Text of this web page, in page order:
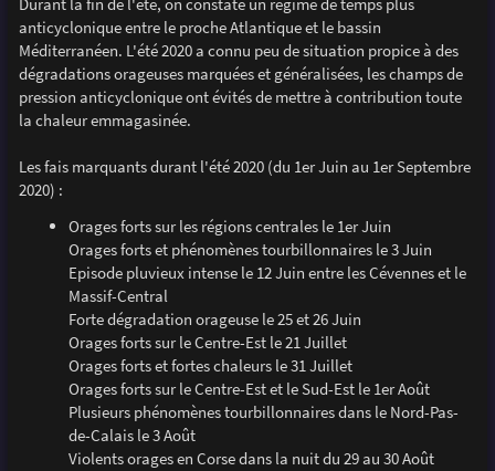
anticyclonique entre le proche Atlantique et le bassin
Méditerranéen. L'été 2020 a connu peu de situation propice à des
dégradations orageuses marquées et généralisées, les champs de
pression anticyclonique ont évités de mettre à contribution toute
la chaleur emmagasinée.
Les fais marquants durant l'été 2020 (du 1er Juin au 1er Septembre
2020) :
Orages forts sur les régions centrales le 1er Juin
Orages forts et phénomènes tourbillonnaires le 3 Juin
Episode pluvieux intense le 12 Juin entre les Cévennes et le
Massif-Central
Forte dégradation orageuse le 25 et 26 Juin
Orages forts sur le Centre-Est le 21 Juillet
Orages forts et fortes chaleurs le 31 Juillet
Orages forts sur le Centre-Est et le Sud-Est le 1er Août
Plusieurs phénomènes tourbillonnaires dans le Nord-Pas-
de-Calais le 3 Août
Violents orages en Corse dans la nuit du 29 au 30 Août